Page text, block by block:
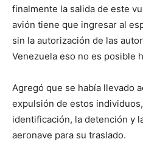
finalmente la salida de este
avión tiene que ingresar al
sin la autorización de las
Venezuela eso no es posible
Agregó que se había llevado
expulsión de estos
identificación, la detención y
aeronave para su traslado.